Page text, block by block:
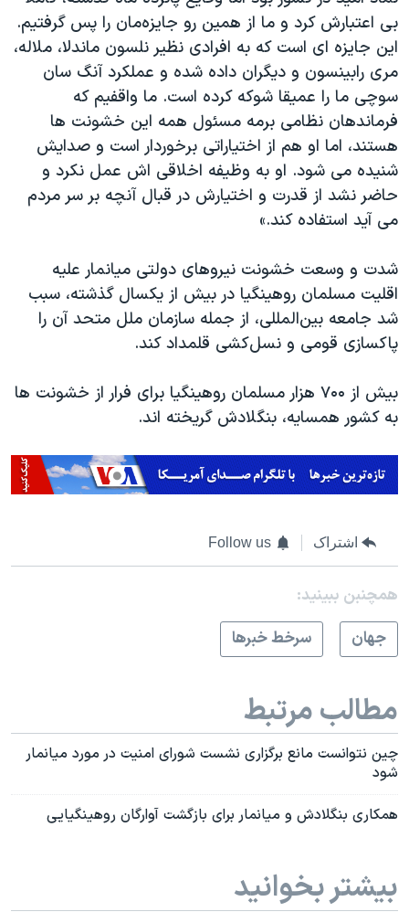
نرگس محمدی برنده جایزه نوبل صلح
همایش محافظه‌کاران آمریکا «سی‌پک»
صفحه‌های ویژه
سفر پرزیدنت ترامپ به چین
بی اعتبارش کرد و ما از همین رو جایزه‌مان را پس گرفتیم.
این جایزه ای است که به افرادی نظیر نلسون ماندلا، ملاله،
مری رابینسون و دیگران داده شده و عملکرد آنگ سان
سوچی ما را عمیقا شوکه کرده است. ما واقفیم که
فرماندهان نظامی برمه مسئول همه این خشونت ها
هستند، اما او هم از اختیاراتی برخوردار است و صدایش
شنیده می شود. او به وظیفه اخلاقی اش عمل نکرد و
حاضر نشد از قدرت و اختیارش در قبال آنچه بر سر مردم
می آید استفاده کند.»
شدت و وسعت خشونت نیروهای دولتی میانمار علیه
اقلیت مسلمان روهینگیا در بیش از یکسال گذشته، سبب
شد جامعه بین‌المللی، از جمله سازمان ملل متحد آن را
پاکسازی قومی و نسل‌کشی قلمداد کند.
بیش از ۷۰۰ هزار مسلمان روهینگیا برای فرار از خشونت ها
به کشور همسایه، بنگلادش گریخته اند.
اشتراک Follow us
همچنبن ببینید:
جهان
سرخط خبرها
مطالب مرتبط
چین نتوانست مانع برگزاری نشست شورای امنیت در مورد میانمار
شود
همکاری بنگلادش و میانمار برای بازگشت آوارگان روهینگیایی
بیشتر بخوانید